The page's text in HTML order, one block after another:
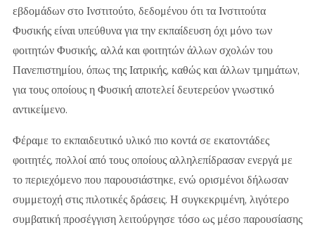
εβδομάδων στο Ινστιτούτο, δεδομένου ότι τα Ινστιτούτα
Φυσικής είναι υπεύθυνα για την εκπαίδευση όχι μόνο των
φοιτητών Φυσικής, αλλά και φοιτητών άλλων σχολών του
Πανεπιστημίου, όπως της Ιατρικής, καθώς και άλλων τμημάτων,
για τους οποίους η Φυσική αποτελεί δευτερεύον γνωστικό
αντικείμενο.
Φέραμε το εκπαιδευτικό υλικό πιο κοντά σε εκατοντάδες
φοιτητές, πολλοί από τους οποίους αλληλεπίδρασαν ενεργά με
το περιεχόμενο που παρουσιάστηκε, ενώ ορισμένοι δήλωσαν
συμμετοχή στις πιλοτικές δράσεις. Η συγκεκριμένη, λιγότερο
συμβατική προσέγγιση λειτούργησε τόσο ως μέσο παρουσίασης